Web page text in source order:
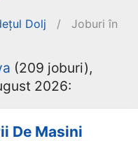
Dolj / Joburi în
(209 joburi),
2026:
De Masini